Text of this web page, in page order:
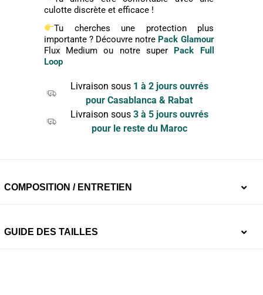
culotte discrète et efficace !
Tu cherches une protection plus
importante ? Découvre notre Pack Glamour
Flux Medium ou notre super Pack Full
Loop
Livraison sous 1 à 2 jours ouvrés
pour Casablanca & Rabat
Livraison sous 3 à 5 jours ouvrés
pour le reste du Maroc
COMPOSITION / ENTRETIEN
Doublure drainante :
GUIDE DES TAILLES